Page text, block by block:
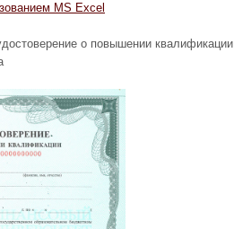
MS Excel
о повышении квалификации